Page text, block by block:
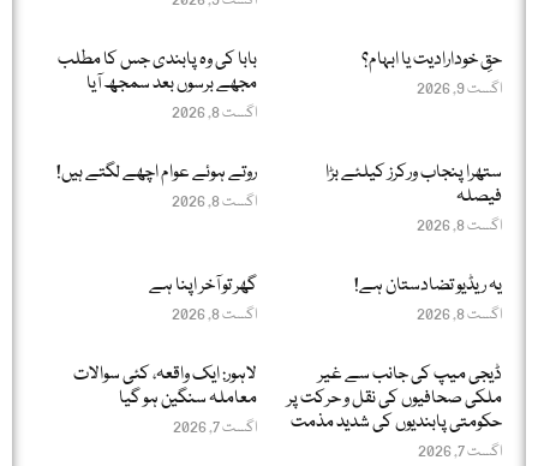
حقِ خودارادیت یا ابہام؟
اگست 9, 2026
بابا کی وہ پابندی جس کا مطلب
مجھے برسوں بعد سمجھ آیا
اگست 8, 2026
ستھرا پنجاب ورکرز کیلئے بڑا
فیصلہ
اگست 8, 2026
روتے ہوئے عوام اچھے لگتے ہیں!
اگست 8, 2026
یہ ریڈیو تضادستان ہے!
اگست 8, 2026
گھر تو آخر اپنا ہے
اگست 8, 2026
ڈیجی میپ کی جانب سے غیر
ملکی صحافیوں کی نقل و حرکت پر
حکومتی پابندیوں کی شدید مذمت
اگست 7, 2026
لاہور: ایک واقعہ، کئی سوالات
معاملہ سنگین ہو گیا
اگست 7, 2026